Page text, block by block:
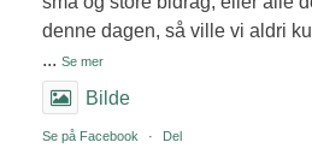
denne dagen, så ville vi aldri
... Se mer
Bilde
Se på Facebook · Del